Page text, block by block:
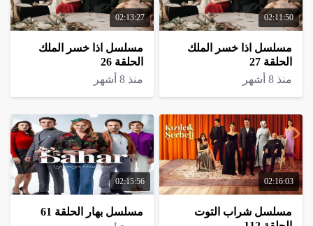
02:11:50
مسلسل اذا خسر الملك
الحلقة 27
منذ 8 أشهر
02:13:27
مسلسل اذا خسر الملك
الحلقة 26
منذ 8 أشهر
02:16:03
مسلسل شراب التوت
02:15:56
مسلسل بهار الحلقة 61